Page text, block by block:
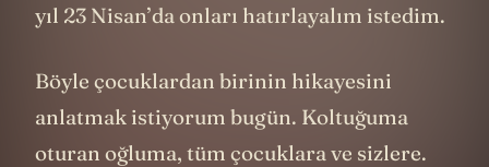
yıl 23 Nisan’da onları hatırlayalım istedim.
Böyle çocuklardan birinin hikayesini
anlatmak istiyorum bugün. Koltuğuma
oturan oğluma, tüm çocuklara ve sizlere.